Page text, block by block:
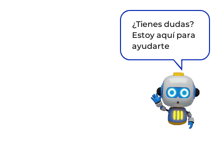
¿Tienes dudas?
Estoy aquí para
ayudarte